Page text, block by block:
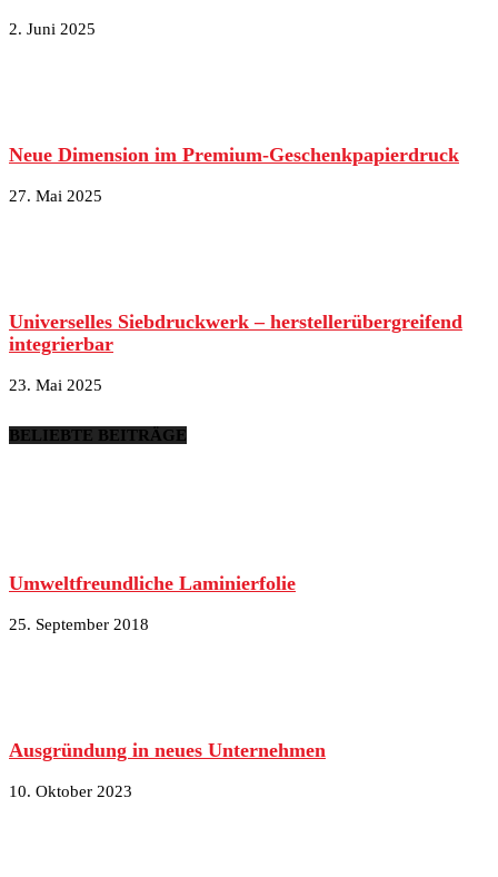
2. Juni 2025
Neue Dimension im Premium-Geschenkpapierdruck
27. Mai 2025
Universelles Siebdruckwerk – herstellerübergreifend
integrierbar
23. Mai 2025
BELIEBTE BEITRÄGE
Umweltfreundliche Laminierfolie
25. September 2018
Ausgründung in neues Unternehmen
10. Oktober 2023